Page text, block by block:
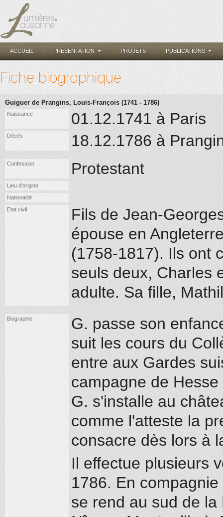
ACCUEIL PRÉSENTATION PROJETS PUBLICATIONS
Fiche biographique
Guiguer de Prangins, Louis-François (1741 - 1786)
Naissance 01.12.1741 à Paris
Décès 18.12.1786 à
Confession Protestant
Lieu d'origine
Nationalité
Etat civil
Fils de Jean-
épouse en
(1758-1817). Ils ont
seuls deux, Charles
adulte. Sa fille,
Biographie
G. passe son
suit les cours du
entre aux Gardes
campagne de
G. s'installe au
comme l'atteste la
consacre dès lors à
Il effectue plusieurs
1786. En
se rend au sud de